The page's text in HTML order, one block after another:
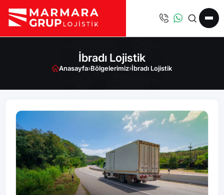
İbradı Lojistik
Anasayfa›Bölgelerimiz›İbradı Lojistik